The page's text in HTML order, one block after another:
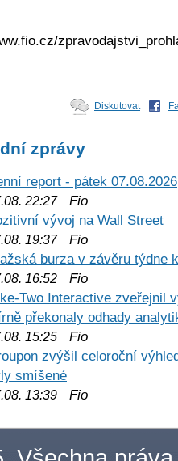
Diskutovat
zprávy
report - pátek 07.08.2026
22:27Fio
vývoj na Wall Street
19:37Fio
burza v závěru týdne
16:52 Fio
Two Interactive zveřejnil
překonaly odhady
15:25 Fio
zvýšil celoroční
smíšené
13:39 Fio